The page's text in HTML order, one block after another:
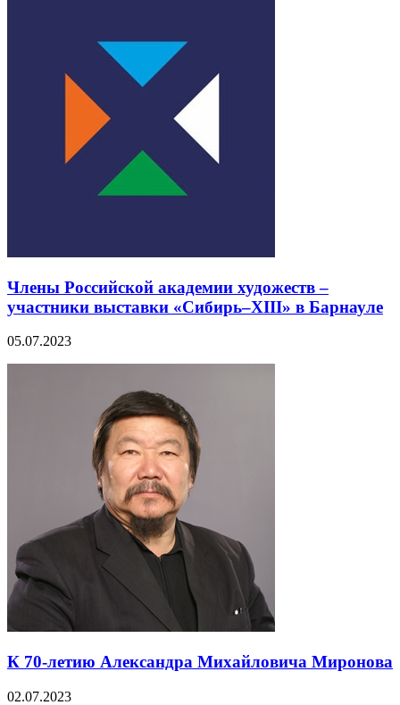
Члены Российской академии художеств –
участники выставки «Сибирь–XIII» в Барнауле
05.07.2023
К 70-летию Александра Михайловича Миронова
02.07.2023